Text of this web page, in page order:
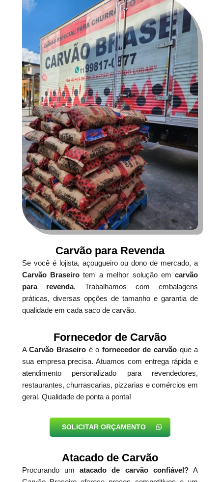
Carvão para Revenda
Se você é lojista, açougueiro ou dono de mercado, a
Carvão Braseiro tem a melhor solução emcarvão
para revenda. Trabalhamos com embalagens
práticas, diversas opções de tamanho e garantia de
qualidade em cada saco de carvão.
Fornecedor de Carvão
ACarvão Braseiro é o fornecedor de carvão que a
sua empresa precisa. Atuamos com entrega rápida e
atendimento personalizado para revendedores,
restaurantes, churrascarias, pizzarias e comércios em
geral. Qualidade de ponta a ponta!
SOLICITAR ORÇAMENTO
Atacado de Carvão
Procurando umatacado de carvão confiável?A